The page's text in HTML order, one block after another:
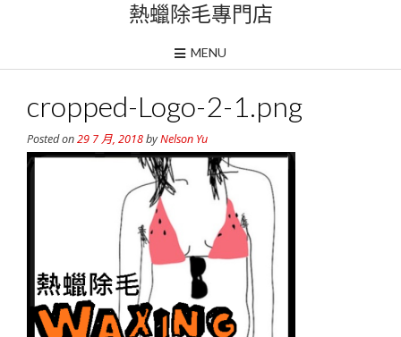
熱蠟除毛專門店
MENU
cropped-Logo-2-1.png
Posted on29 7 月, 2018byNelson Yu